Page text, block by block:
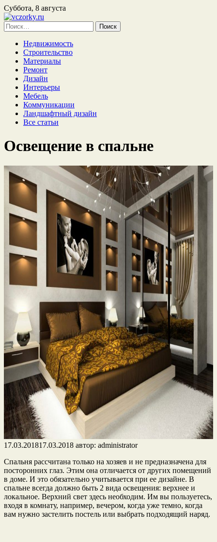
Суббота, 8 августа
Найти:
Недвижимость
Строительство
Материалы
Ремонт
Дизайн
Интерьеры
Мебель
Коммуникации
Ландшафтный дизайн
Все статьи
Освещение в спальне
17.03.201817.03.2018 автор: administrator
Спальня рассчитана только на хозяев и не предназначена для
посторонних глаз. Этим она отличается от других помещений
в доме. И это обязательно учитывается при ее дизайне. В
спальне всегда должно быть 2 вида освещения: верхнее и
локальное. Верхний свет здесь необходим. Им вы пользуетесь,
входя в комнату, например, вечером, когда уже темно, когда
вам нужно застелить постель или выбрать подходящий наряд.